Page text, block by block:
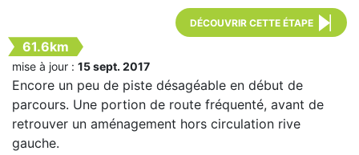
DÉCOUVRIR CETTE ÉTAPE
61.6km
mise à jour : 15 sept. 2017
Encore un peu de piste désagéable en début de
parcours. Une portion de route fréquenté, avant de
retrouver un aménagement hors circulation rive
gauche.